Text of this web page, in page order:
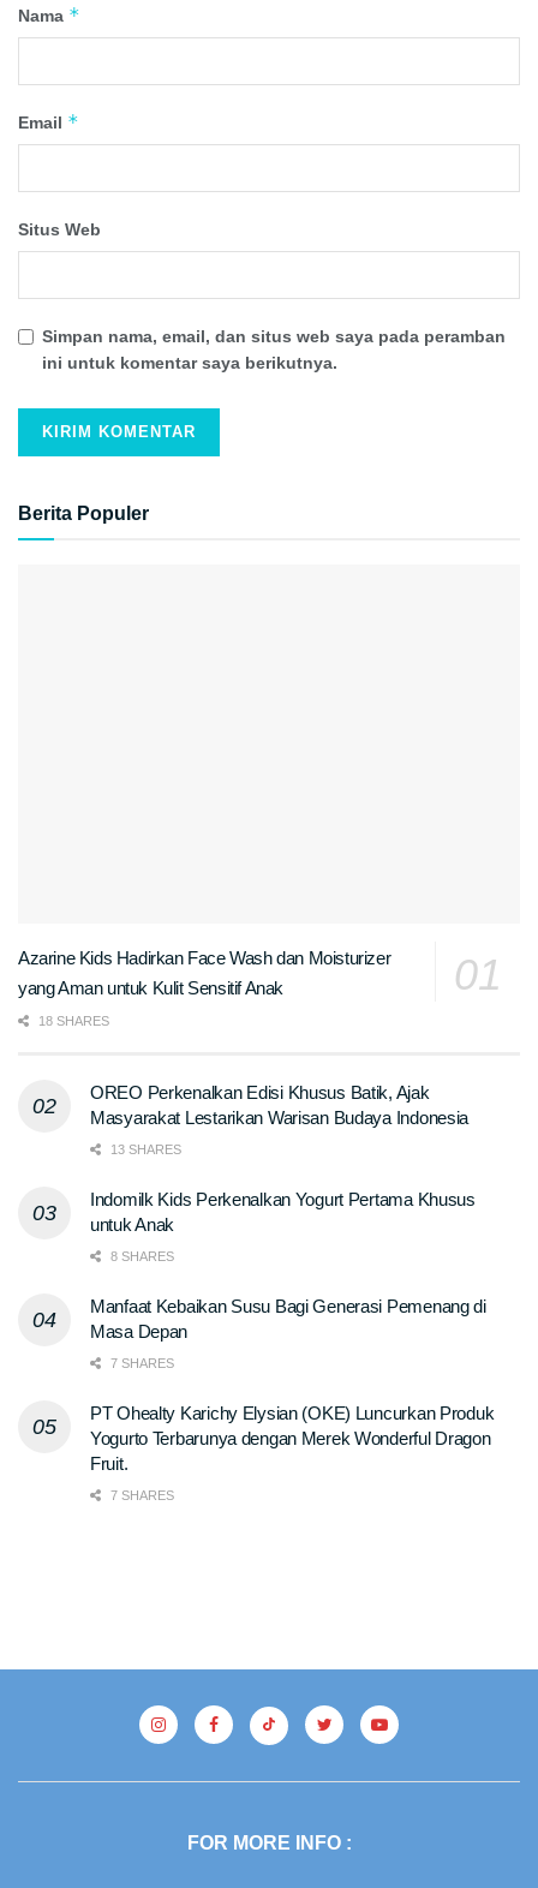
Nama *
Email *
Situs Web
Simpan nama, email, dan situs web saya pada peramban
ini untuk komentar saya berikutnya.
Berita Populer
Azarine Kids Hadirkan Face Wash dan Moisturizer
yang Aman untuk Kulit Sensitif Anak
18 SHARES
OREO Perkenalkan Edisi Khusus Batik, Ajak
Masyarakat Lestarikan Warisan Budaya Indonesia
13 SHARES
Indomilk Kids Perkenalkan Yogurt Pertama Khusus
untuk Anak
8 SHARES
Manfaat Kebaikan Susu Bagi Generasi Pemenang di
Masa Depan
7 SHARES
PT Ohealty Karichy Elysian (OKE) Luncurkan Produk
Yogurto Terbarunya dengan Merek Wonderful Dragon
Fruit.
7 SHARES
FOR MORE INFO :